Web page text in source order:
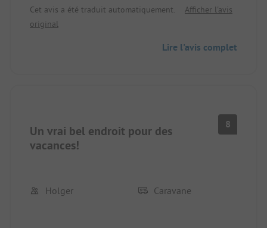
Cet avis a été traduit automatiquement.
Afficher l'avis
original
Lire l'avis complet
Un vrai bel endroit pour des
vacances!
8
Holger Caravane